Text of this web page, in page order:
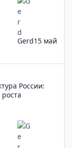
Gerd15 май
России: